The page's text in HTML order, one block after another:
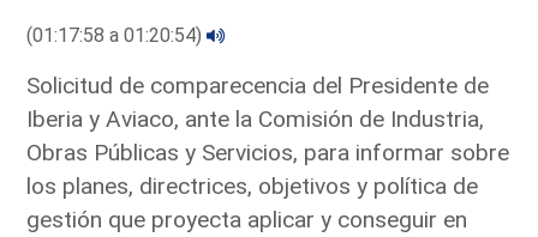
(01:17:58 a 01:20:54)
Solicitud de comparecencia del Presidente de
Iberia y Aviaco, ante la Comisión de Industria,
Obras Públicas y Servicios, para informar sobre
los planes, directrices, objetivos y política de
gestión que proyecta aplicar y conseguir en